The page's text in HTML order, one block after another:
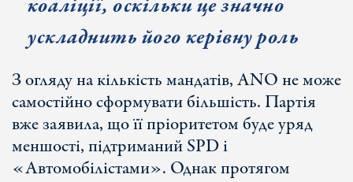
коаліції, оскільки це значно
ускладнить його керівну роль
З огляду на кількість мандатів, ANO не може
самостійно сформувати більшість. Партія
вже заявила, що її пріоритетом буде уряд
меншості, підтриманий SPD і
«Автомобілістами». Однак протягом